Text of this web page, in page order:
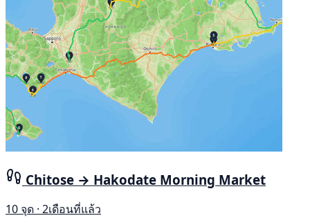
Chitose → Hakodate Morning Market
10 จุด · 2เดือนที่แล้ว